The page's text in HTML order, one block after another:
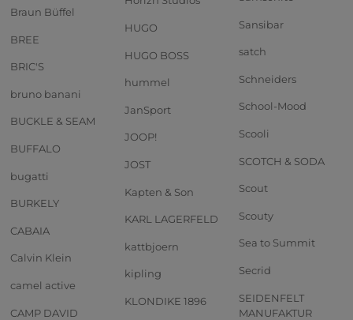
Braun Büffel
BREE
BRIC'S
bruno banani
BUCKLE & SEAM
BUFFALO
bugatti
BURKELY
CABAIA
Calvin Klein
camel active
CAMP DAVID
HUGO
HUGO BOSS
hummel
JanSport
JOOP!
JOST
Kapten & Son
KARL LAGERFELD
kattbjoern
kipling
KLONDIKE 1896
Sansibar
satch
Schneiders
School-Mood
Scooli
SCOTCH & SODA
Scout
Scouty
Sea to Summit
Secrid
SEIDENFELT
MANUFAKTUR